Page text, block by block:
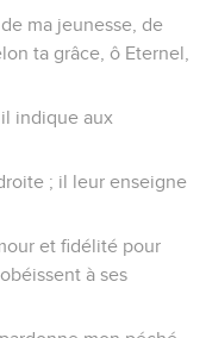
ma jeunesse, de
ta grâce, ô Eternel,
indique aux
; il leur enseigne
et fidélité pour
à ses